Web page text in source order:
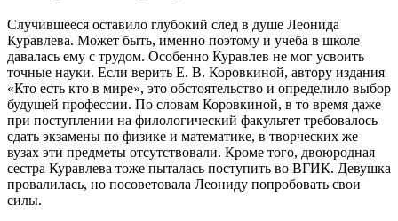
Случившееся оставило глубокий след в душе Леонида
Куравлева. Может быть, именно поэтому и учеба в школе
давалась ему с трудом. Особенно Куравлев не мог усвоить
точные науки. Если верить Е. В. Коровкиной, автору издания
«Кто есть кто в мире», это обстоятельство и определило выбор
будущей профессии. По словам Коровкиной, в то время даже
при поступлении на филологический факультет требовалось
сдать экзамены по физике и математике, в творческих же
вузах эти предметы отсутствовали. Кроме того, двоюродная
сестра Куравлева тоже пыталась поступить во ВГИК. Девушка
провалилась, но посоветовала Леониду попробовать свои
силы.